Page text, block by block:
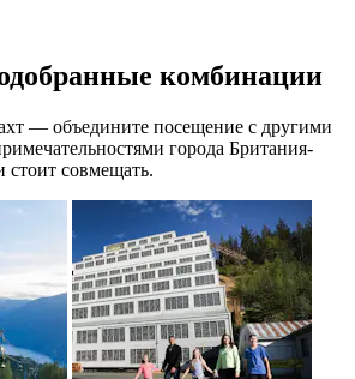
комбинации
— объедините посещение с другими
города Британия-
совмещать.